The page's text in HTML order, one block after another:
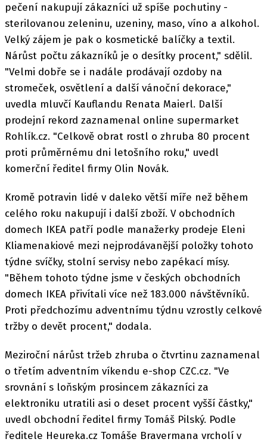
pečení nakupují zákazníci už spíše pochutiny -
sterilovanou zeleninu, uzeniny, maso, víno a alkohol.
Velký zájem je pak o kosmetické balíčky a textil.
Nárůst počtu zákazníků je o desítky procent," sdělil.
"Velmi dobře se i nadále prodávají ozdoby na
stromeček, osvětlení a další vánoční dekorace,"
uvedla mluvčí Kauflandu Renata Maierl. Další
prodejní rekord zaznamenal online supermarket
Rohlík.cz. "Celkově obrat rostl o zhruba 80 procent
proti průměrnému dni letošního roku," uvedl
komerční ředitel firmy Olin Novák.
Kromě potravin lidé v daleko větší míře než během
celého roku nakupují i další zboží. V obchodních
domech IKEA patří podle manažerky prodeje Eleni
Kliamenakiové mezi nejprodávanější položky tohoto
týdne svíčky, stolní servisy nebo zapékací mísy.
"Během tohoto týdne jsme v českých obchodních
domech IKEA přivítali více než 183.000 návštěvníků.
Proti předchozímu adventnímu týdnu vzrostly celkové
tržby o devět procent," dodala.
Meziroční nárůst tržeb zhruba o čtvrtinu zaznamenal
o třetím adventním víkendu e-shop CZC.cz. "Ve
srovnání s loňským prosincem zákazníci za
elektroniku utratili asi o deset procent vyšší částky,"
uvedl obchodní ředitel firmy Tomáš Pilský. Podle
ředitele Heureka.cz Tomáše Bravermana vrcholí v